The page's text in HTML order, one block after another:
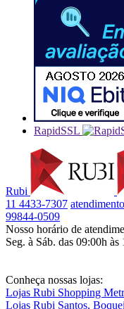
RapidSSL
Rubi
11 4433-7307
99844-0509
Nosso horário de
Seg. à Sáb. das 09:00h às
Conheça nossas lojas:
Lojas Rubi Shopping
Lojas Rubi Santos,